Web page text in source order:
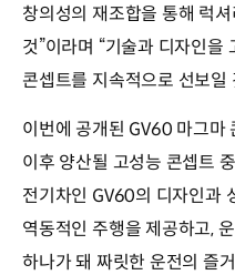
창의성의 재조합을 통해 럭
것”이라며 “기술과 디자인을
콘셉트를 지속적으로 선보일
이번에 공개된 GV60 마그마
이후 양산될 고성능 콘셉트
전기차인 GV60의 디자인과
역동적인 주행을 제공하고,
하나가 돼 짜릿한 운전의 즐